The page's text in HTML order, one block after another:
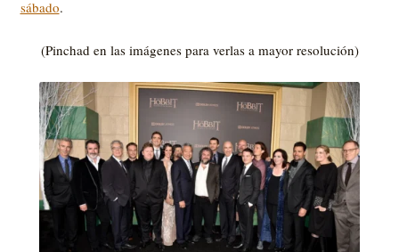
sábado.
(Pinchad en las imágenes para verlas a mayor resolución)